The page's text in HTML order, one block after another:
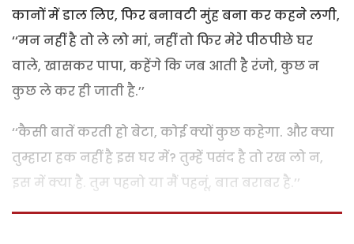
कानों में डाल लिए, फिर बनावटी मुंह बना कर कहने लगी,
‘‘मन नहीं है तो ले लो मां, नहीं तो फिर मेरे पीठपीछे घर
वाले, खासकर पापा, कहेंगे कि जब आती है रंजो, कुछ न
कुछ ले कर ही जाती है.’’
‘‘कैसी बातें करती हो बेटा, कोई क्यों कुछ कहेगा. और क्या
तुम्हारा हक नहीं है इस घर में? तुम्हें पसंद है तो रख लो न,
इस में क्या है. तुम पहनो या मैं पहनूं, बात बराबर है.’’